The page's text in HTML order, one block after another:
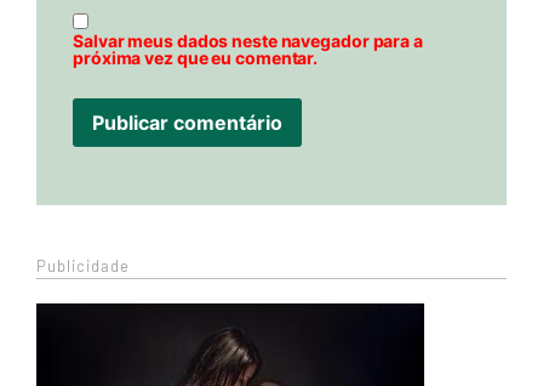
Salvar meus dados neste navegador para a
próxima vez que eu comentar.
Publicidade